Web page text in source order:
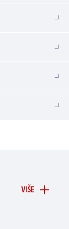
VIŠE